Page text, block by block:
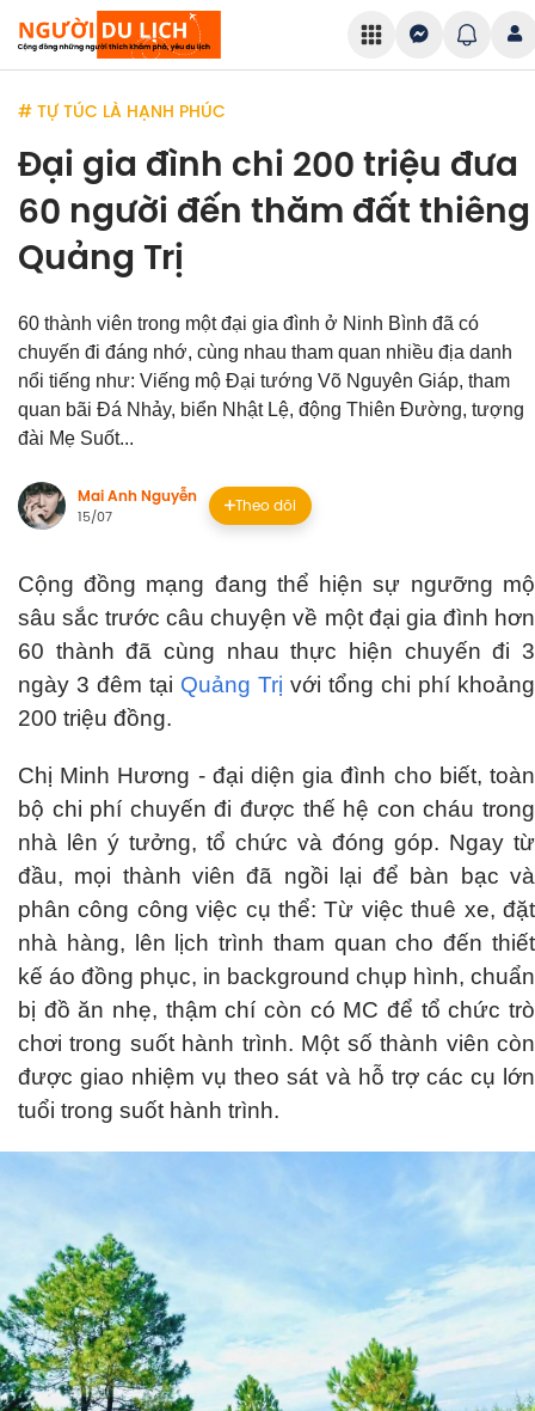
# TỰ TÚC LÀ HẠNH PHÚC
Đại gia đình chi 200 triệu đưa
60 người đến thăm đất thiêng
Quảng Trị
60 thành viên trong một đại gia đình ở Ninh Bình đã có
chuyến đi đáng nhớ, cùng nhau tham quan nhiều địa danh
nổi tiếng như: Viếng mộ Đại tướng Võ Nguyên Giáp, tham
quan bãi Đá Nhảy, biển Nhật Lệ, động Thiên Đường, tượng
đài Mẹ Suốt...
Mai Anh Nguyễn
15/07
Theo dõi
Cộng đồng mạng đang thể hiện sự ngưỡng mộ
sâu sắc trước câu chuyện về một đại gia đình hơn
60 thành đã cùng nhau thực hiện chuyến đi 3
ngày 3 đêm tại Quảng Trị với tổng chi phí khoảng
200 triệu đồng.
Chị Minh Hương - đại diện gia đình cho biết, toàn
bộ chi phí chuyến đi được thế hệ con cháu trong
nhà lên ý tưởng, tổ chức và đóng góp. Ngay từ
đầu, mọi thành viên đã ngồi lại để bàn bạc và
phân công công việc cụ thể: Từ việc thuê xe, đặt
nhà hàng, lên lịch trình tham quan cho đến thiết
kế áo đồng phục, in background chụp hình, chuẩn
bị đồ ăn nhẹ, thậm chí còn có MC để tổ chức trò
chơi trong suốt hành trình. Một số thành viên còn
được giao nhiệm vụ theo sát và hỗ trợ các cụ lớn
tuổi trong suốt hành trình.